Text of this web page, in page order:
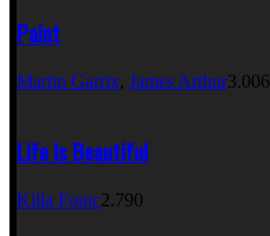
Paint
Martin Garrix, James Arthur3.006
Life Is Beautiful
Killa Fonic2.790